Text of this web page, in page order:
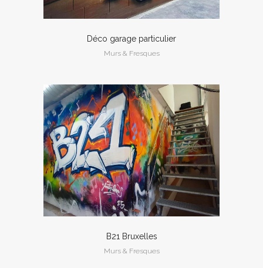
Déco garage particulier
Murs & Fresques
B21 Bruxelles
Murs & Fresques